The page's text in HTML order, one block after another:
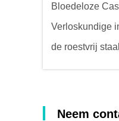
Bloedeloze
Verloskundige
de roestvrij
Neem